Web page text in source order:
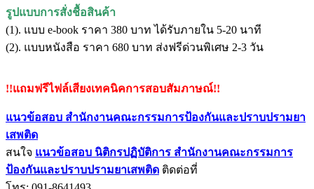
รูปแบบการสั่งชื้อสินค้า
(1). แบบ e-book ราคา 380 บาท ได้รับภายใน 5-20 นาที
(2). แบบหนังสือ ราคา 680 บาท ส่งฟรีด่วนพิเศษ 2-3 วัน
!!แถมฟรีไฟล์เสียงเทคนิคการสอบสัมภาษณ์!!
แนวข้อสอบ สำนักงานคณะกรรมการป้องกันและปราบปรามยา
เสพติด
สนใจ แนวข้อสอบ นิติกรปฏิบัติการ สำนักงานคณะกรรมการ
ป้องกันและปราบปรามยาเสพติด ติดต่อที่